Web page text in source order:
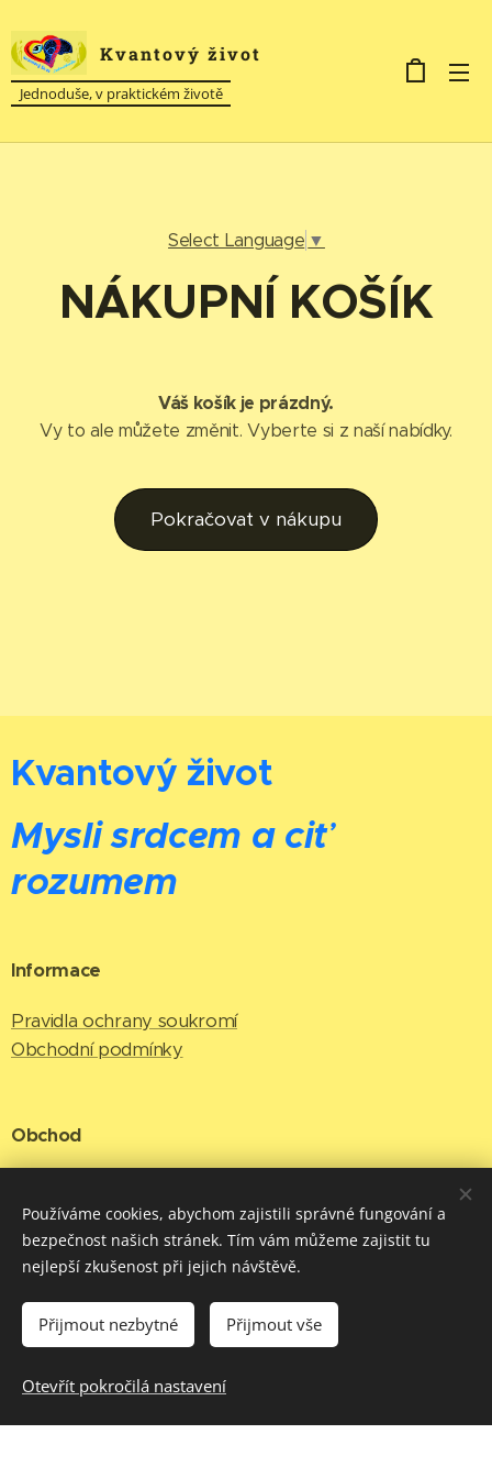
Kvantový život
Jednoduše, v praktickém životě
Select Language ▼
NÁKUPNÍ KOŠÍK
Váš košík je prázdný.
Vy to ale můžete změnit. Vyberte si z naší nabídky.
Pokračovat v nákupu
Kvantový život
Mysli srdcem a ciť
rozumem
Informace
Pravidla ochrany soukromí
Obchodní podmínky
Obchod
Kontakt
Facebook
Cookies
Používáme cookies, abychom zajistili správné fungování a
bezpečnost našich stránek. Tím vám můžeme zajistit tu
nejlepší zkušenost při jejich návštěvě.
Přijmout nezbytné Přijmout vše
Otevřít pokročilá nastavení